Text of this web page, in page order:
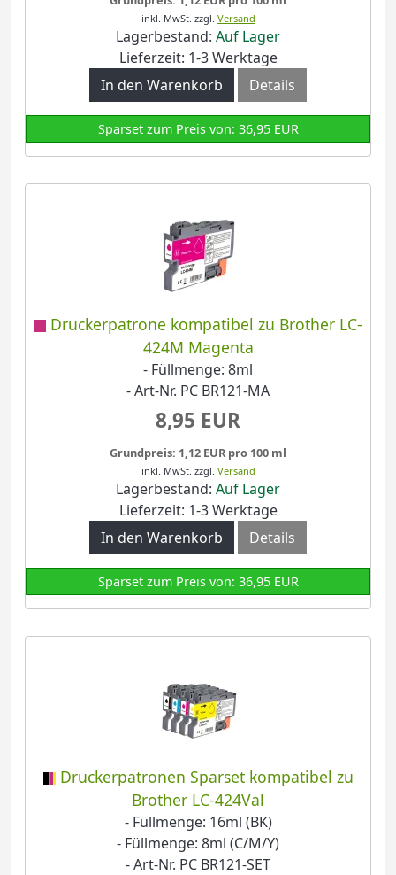
inkl. MwSt. zzgl. Versand
Lagerbestand: Auf Lager
Lieferzeit: 1-3 Werktage
In den Warenkorb
Details
Sparset zum Preis von: 36,95 EUR
Druckerpatrone kompatibel zu Brother LC-
424M Magenta
- Füllmenge: 8ml
- Art-Nr. PC BR121-MA
8,95 EUR
Grundpreis: 1,12 EUR pro 100 ml
inkl. MwSt. zzgl. Versand
Lagerbestand: Auf Lager
Lieferzeit: 1-3 Werktage
In den Warenkorb
Details
Sparset zum Preis von: 36,95 EUR
Druckerpatronen Sparset kompatibel zu
Brother LC-424Val
- Füllmenge: 16ml (BK)
- Füllmenge: 8ml (C/M/Y)
- Art-Nr. PC BR121-SET